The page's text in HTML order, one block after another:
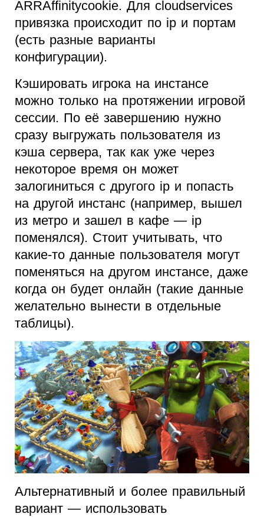
ARRAffinitycookie. Для cloudservices
привязка происходит по ip и портам
(есть разные варианты
конфигурации).
Кэшировать игрока на инстансе
можно только на протяжении игровой
сессии. По её завершению нужно
сразу выгружать пользователя из
кэша сервера, так как уже через
некоторое время он может
залогиниться с другого ip и попасть
на другой инстанс (например, вышел
из метро и зашел в кафе — ip
поменялся). Стоит учитывать, что
какие-то данные пользователя могут
поменяться на другом инстансе, даже
когда он будет онлайн (такие данные
желательно вынести в отдельные
таблицы).
Альтернативный и более правильный
вариант — использовать